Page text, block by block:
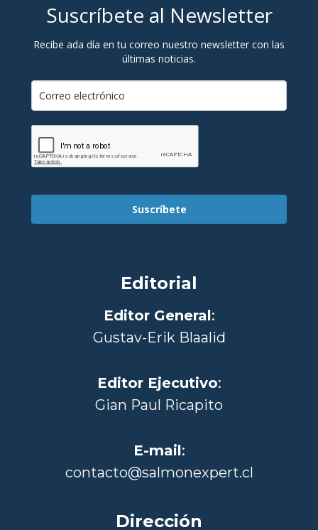
Suscríbete al Newsletter
Recibe ada día en tu correo nuestro newsletter con las
últimas noticias.
Suscríbete
Editorial
Editor General:
Gustav-Erik Blaalid
Editor Ejecutivo:
Gian Paul Ricapito
E-mail:
contacto@salmonexpert.cl
Dirección